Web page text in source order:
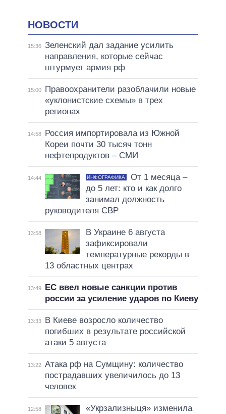
НОВОСТИ
15:36 Зеленский дал задание усилить
направления, которые сейчас
штурмует армия рф
15:00
Правоохранители разоблачили новые
«уклонистские схемы» в трех
регионах
14:58
Россия импортировала из Южной
Кореи почти 30 тысяч тонн
нефтепродуктов – СМИ
14:44 ИНФОГРАФИКА
От 1 месяца –
до 5 лет: кто и как долго
занимал должность
руководителя СВР
13:58
В Украине 6 августа
зафиксировали
температурные рекорды в
13 областных центрах
13:49
ЕС ввел новые санкции против
россии за усиление ударов по Киеву
13:33
В Киеве возросло количество
погибших в результате российской
атаки 5 августа
13:22 Атака рф на Сумщину: количество
пострадавших увеличилось до 13
человек
12:58
«Укрзализныця» изменила